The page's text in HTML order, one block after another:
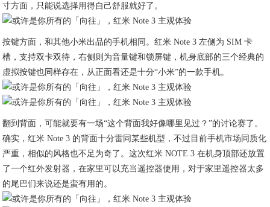
寸方面，只能说选择用得自己舒服就好了。
按键方面，和其他小米出品的手机相同。红米 Note 3 左侧为 SIM 卡
槽，支持双卡双待，右侧则为音量键和锁屏键，机身底部的三个经典的
虚拟按键也同样存在，从正面看还是十分“小米”的一款手机。
翻到背面，可能就要有一场“这个背面我好像哪里见过？”的讨论赛了。
确实，红米 Note 3 的背面十分雷同某些机型，不过目前手机市场同质化
严重，相似的风格也不足为奇了。这次红米 NOTE 3 在机身顶部还放置
了一个红外发射器，在家里可以充当遥控器使用，对于家里遥控器太多
的尾巴们来说还是蛮有用的。